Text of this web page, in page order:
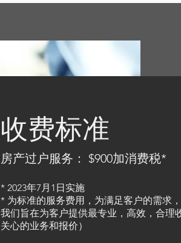
收费标准
房产过户服务： $900加消费税*
* 2023年7月1日实施
* 为标准的服务费用，为满足客户的需求
我们旨在为客户提供最专业，高效，合理
关心的业务和报价）